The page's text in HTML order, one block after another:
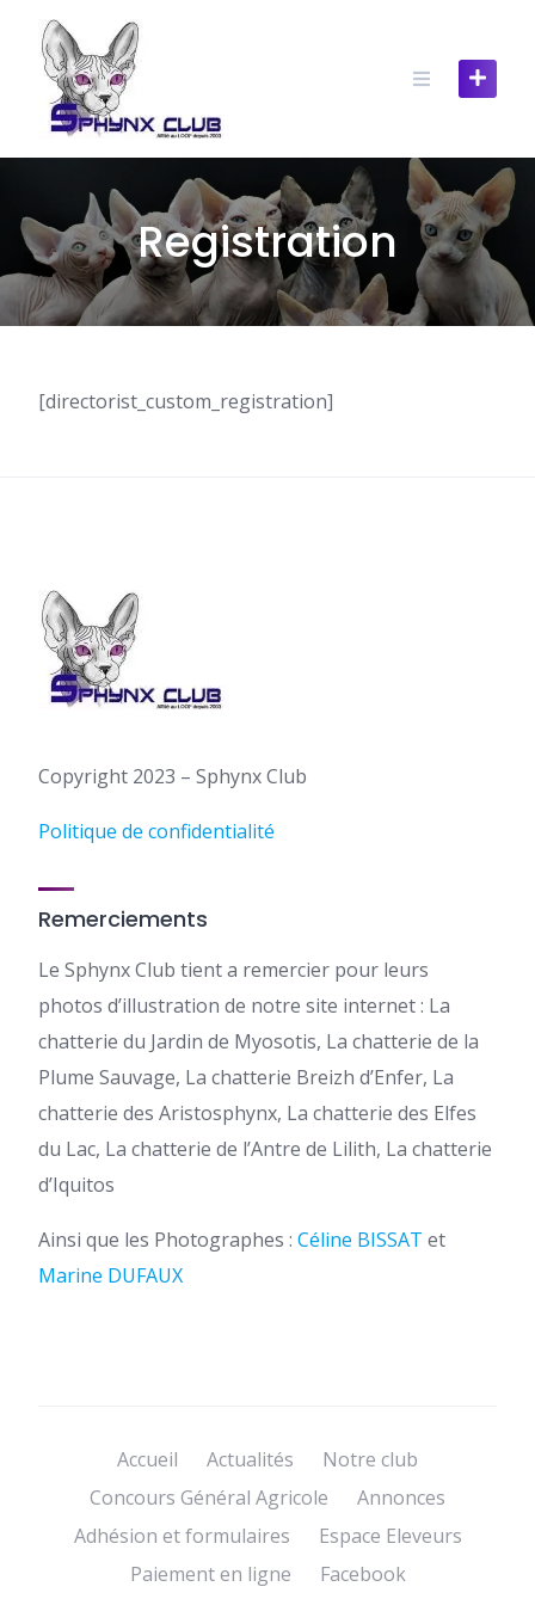
content
Registration
[directorist_custom_registration]
Copyright 2023 – Sphynx Club
Politique de confidentialité
Remerciements
Le Sphynx Club tient a remercier pour leurs
photos d’illustration de notre site internet : La
chatterie du Jardin de Myosotis, La chatterie de la
Plume Sauvage, La chatterie Breizh d’Enfer, La
chatterie des Aristosphynx, La chatterie des Elfes
du Lac, La chatterie de l’Antre de Lilith, La chatterie
d’Iquitos
Ainsi que les Photographes : Céline BISSAT et
Marine DUFAUX
Accueil Actualités
Notre club
Concours Général Agricole
Annonces
Adhésion et formulaires
Espace Eleveurs
Paiement en ligne
Facebook